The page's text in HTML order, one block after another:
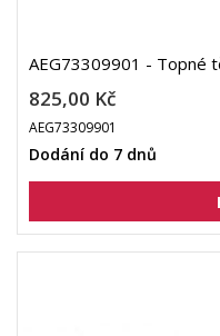
AEG73309901 - Topné
825,00 Kč
AEG73309901
Dodání do 7 dnů